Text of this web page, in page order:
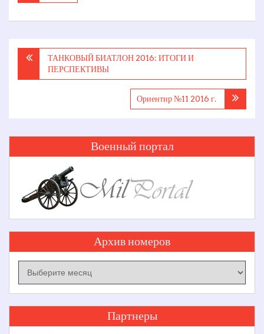
Навигация
ТАНКОВЫЙ БИАТЛОН ­2016: ИТОГИ И
ПЕРСПЕКТИВЫ
Ориентир №11 2016 г.
Военный портал
Архив номеров
номеров
Партнеры